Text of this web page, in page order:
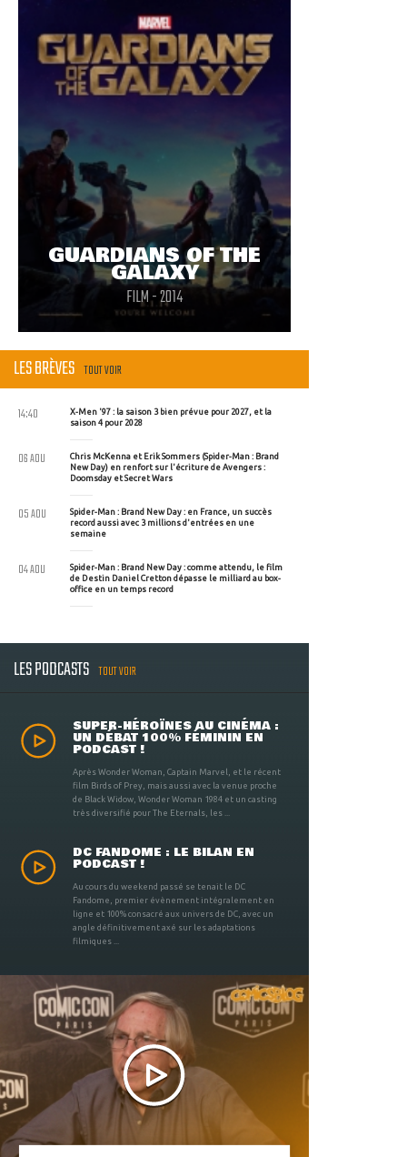
GUARDIANS OF THE
GALAXY
FILM - 2014
LES BRÈVES TOUT VOIR
X-Men '97 : la saison 3 bien prévue pour 2027, et la
saison 4 pour 2028
14:40
Chris McKenna et Erik Sommers (Spider-Man : Brand
New Day) en renfort sur l'écriture de Avengers :
Doomsday et Secret Wars
06 AOU
Spider-Man : Brand New Day : en France, un succès
record aussi avec 3 millions d'entrées en une
semaine
05 AOU
Spider-Man : Brand New Day : comme attendu, le film
de Destin Daniel Cretton dépasse le milliard au box-
office en un temps record
04 AOU
LES PODCASTS TOUT VOIR
SUPER-HÉROÏNES AU CINÉMA :
UN DÉBAT 100% FÉMININ EN
PODCAST !
Après Wonder Woman, Captain Marvel, et le récent
film Birds of Prey, mais aussi avec la venue proche
de Black Widow, Wonder Woman 1984 et un casting
très diversifié pour The Eternals, les ...
DC FANDOME : LE BILAN EN
PODCAST !
Au cours du weekend passé se tenait le DC
Fandome, premier évènement intégralement en
ligne et 100% consacré aux univers de DC, avec un
angle définitivement axé sur les adaptations
filmiques ...